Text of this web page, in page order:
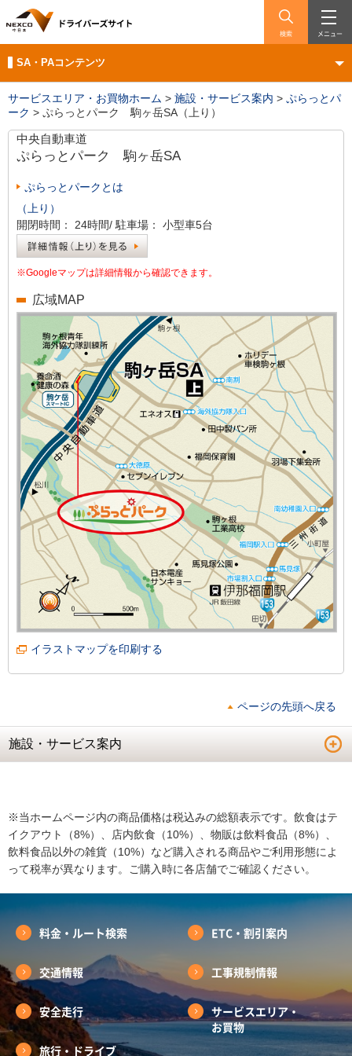
検索 メニュー
SA・PAコンテンツ
サービスエリア・お買物ホーム > 施設・サービス案内 > ぷらっとパ
ーク > ぷらっとパーク 駒ヶ岳SA（上り）
中央自動車道
ぷらっとパーク 駒ヶ岳SA
ぷらっとパークとは
（上り）
開閉時間：
24時間/ 駐車場： 小型車5台
※Googleマップは詳細情報から確認できます。
広域MAP
イラストマップを印刷する
ページの先頭へ戻る
施設・サービス案内
※当ホームページ内の商品価格は税込みの総額表示です。飲食はテ
イクアウト（8%）、店内飲食（10%）、物販は飲料食品（8%）、
飲料食品以外の雑貨（10%）など購入される商品やご利用形態によ
って税率が異なります。ご購入時に各店舗でご確認ください。
料金・ルート検索 ETC・割引案内
交通情報 工事規制情報
安全走行
サービスエリア・
お買物
旅行・ドライブ